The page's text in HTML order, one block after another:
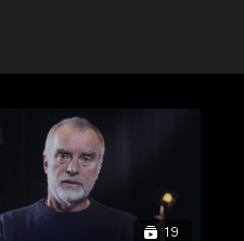
19